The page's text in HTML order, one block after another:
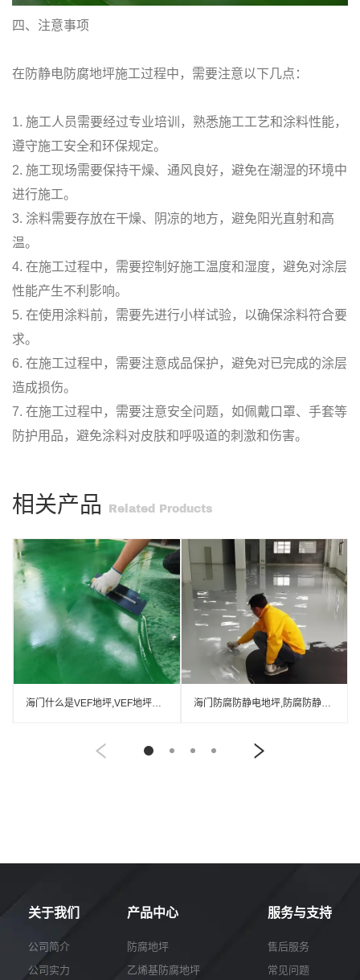
四、注意事项
在防静电防腐地坪施工过程中，需要注意以下几点：
1. 施工人员需要经过专业培训，熟悉施工工艺和涂料性能，
遵守施工安全和环保规定。
2. 施工现场需要保持干燥、通风良好，避免在潮湿的环境中
进行施工。
3. 涂料需要存放在干燥、阴凉的地方，避免阳光直射和高
温。
4. 在施工过程中，需要控制好施工温度和湿度，避免对涂层
性能产生不利影响。
5. 在使用涂料前，需要先进行小样试验，以确保涂料符合要
求。
6. 在施工过程中，需要注意成品保护，避免对已完成的涂层
造成损伤。
7. 在施工过程中，需要注意安全问题，如佩戴口罩、手套等
防护用品，避免涂料对皮肤和呼吸道的刺激和伤害。
相关产品 Related Products
海门什么是VEF地坪,VEF地坪厂家 海门防腐防静电地坪,防腐防静电自流平地坪
关于我们
公司简介
公司实力
产品中心
防腐地坪
乙烯基防腐地坪
服务与支持
售后服务
常见问题